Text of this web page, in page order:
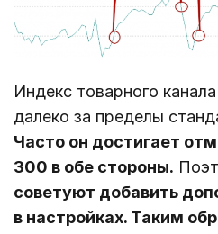
Индекс товарного
далеко за пределы
Часто он достигает
300 в обе стороны.
советуют добавить
в настройках. Таким